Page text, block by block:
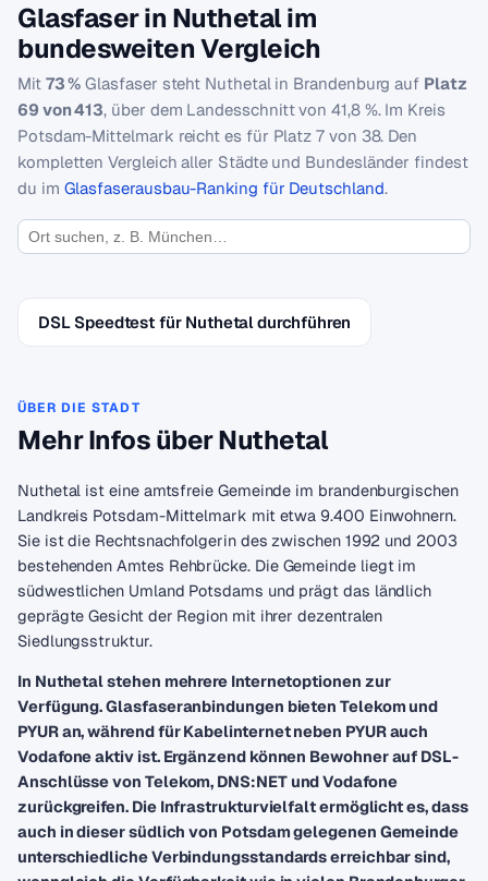
Glasfaser in Nuthetal im
bundesweiten Vergleich
Mit 73 % Glasfaser steht Nuthetal in Brandenburg auf Platz
69 von 413, über dem Landesschnitt von 41,8 %. Im Kreis
Potsdam-Mittelmark reicht es für Platz 7 von 38. Den
kompletten Vergleich aller Städte und Bundesländer findest
du im Glasfaserausbau-Ranking für Deutschland.
DSL Speedtest für Nuthetal durchführen
ÜBER DIE STADT
Mehr Infos über Nuthetal
Nuthetal ist eine amtsfreie Gemeinde im brandenburgischen
Landkreis Potsdam-Mittelmark mit etwa 9.400 Einwohnern.
Sie ist die Rechtsnachfolgerin des zwischen 1992 und 2003
bestehenden Amtes Rehbrücke. Die Gemeinde liegt im
südwestlichen Umland Potsdams und prägt das ländlich
geprägte Gesicht der Region mit ihrer dezentralen
Siedlungsstruktur.
In Nuthetal stehen mehrere Internetoptionen zur
Verfügung. Glasfaseranbindungen bieten Telekom und
PYUR an, während für Kabelinternet neben PYUR auch
Vodafone aktiv ist. Ergänzend können Bewohner auf DSL-
Anschlüsse von Telekom, DNS:NET und Vodafone
zurückgreifen. Die Infrastrukturvielfalt ermöglicht es, dass
auch in dieser südlich von Potsdam gelegenen Gemeinde
unterschiedliche Verbindungsstandards erreichbar sind,